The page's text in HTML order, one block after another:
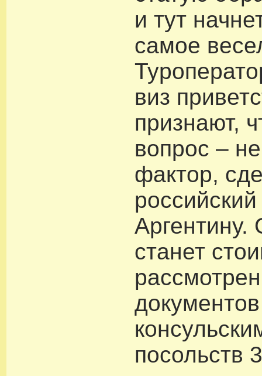
и тут
самое
виз
признают,
вопрос –
фактор,
станет
документов
посольств